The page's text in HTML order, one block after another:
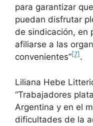
para garantizar
puedan disfrutar
de sindicación, en
afiliarse a las
convenientes”[7] .
Liliana Hebe
“Trabajadores
Argentina y en el
dificultades de la